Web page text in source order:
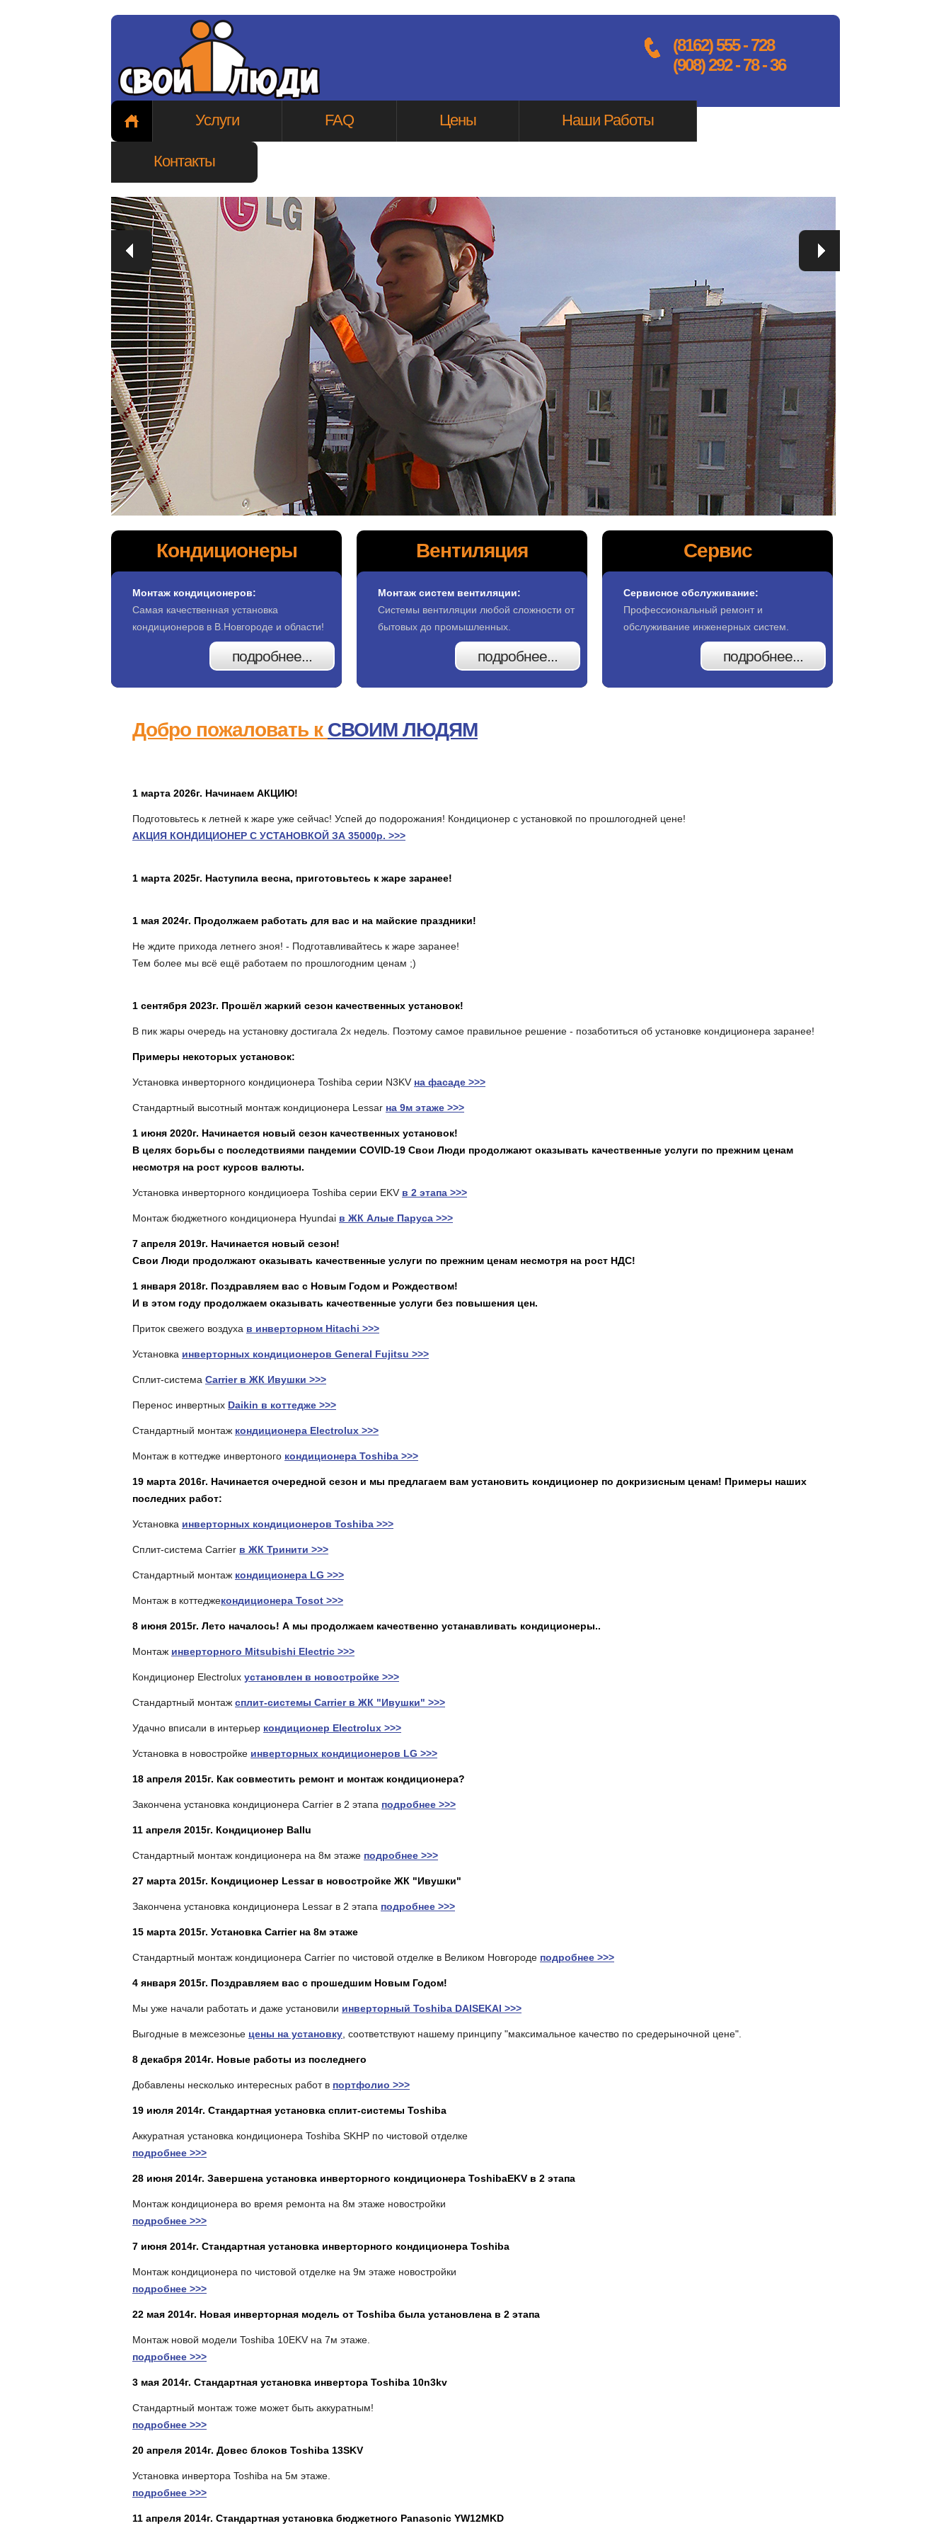
(8162) 555 - 728
(908) 292 - 78 - 36
Услуги FAQ Цены Наши Работы
Контакты
Кондиционеры
Монтаж кондиционеров:
Самая качественная установка
кондиционеров в В.Новгороде и области!
подробнее...
Вентиляция
Монтаж систем вентиляции:
Системы вентиляции любой сложности от
бытовых до промышленных.
подробнее...
Сервис
Сервисное обслуживание:
Профессиональный ремонт и
обслуживание инженерных систем.
подробнее...
Добро пожаловать к СВОИМ ЛЮДЯМ
1 марта 2026г. Начинаем АКЦИЮ!
Подготовьтесь к летней к жаре уже сейчас! Успей до подорожания! Кондиционер с установкой по прошлогодней цене!
АКЦИЯ КОНДИЦИОНЕР С УСТАНОВКОЙ ЗА 35000р. >>>
1 марта 2025г. Наступила весна, приготовьтесь к жаре заранее!
1 мая 2024г. Продолжаем работать для вас и на майские праздники!
Не ждите прихода летнего зноя! - Подготавливайтесь к жаре заранее!
Тем более мы всё ещё работаем по прошлогодним ценам ;)
1 сентября 2023г. Прошёл жаркий сезон качественных установок!
В пик жары очередь на установку достигала 2х недель. Поэтому самое правильное решение - позаботиться об установке кондиционера заранее!
Примеры некоторых установок:
Установка инверторного кондиционера Toshiba серии N3KV на фасаде >>>
Стандартный высотный монтаж кондиционера Lessar на 9м этаже >>>
1 июня 2020г. Начинается новый сезон качественных установок!
В целях борьбы с последствиями пандемии COVID-19 Свои Люди продолжают оказывать качественные услуги по прежним ценам
несмотря на рост курсов валюты.
Установка инверторного кондициоера Toshiba серии EKV в 2 этапа >>>
Монтаж бюджетного кондиционера Hyundai в ЖК Алые Паруса >>>
7 апреля 2019г. Начинается новый сезон!
Свои Люди продолжают оказывать качественные услуги по прежним ценам несмотря на рост НДС!
1 января 2018г. Поздравляем вас с Новым Годом и Рождеством!
И в этом году продолжаем оказывать качественные услуги без повышения цен.
Приток свежего воздуха в инверторном Hitachi >>>
Установка инверторных кондиционеров General Fujitsu >>>
Сплит-система Carrier в ЖК Ивушки >>>
Перенос инвертных Daikin в коттедже >>>
Стандартный монтаж кондиционера Electrolux >>>
Монтаж в коттедже инвертоного кондиционера Toshiba >>>
19 марта 2016г. Начинается очередной сезон и мы предлагаем вам установить кондиционер по докризисным ценам! Примеры наших
последних работ:
Установка инверторных кондиционеров Toshiba >>>
Сплит-система Carrier в ЖК Тринити >>>
Стандартный монтаж кондиционера LG >>>
Монтаж в коттеджекондиционера Tosot >>>
8 июня 2015г. Лето началось! А мы продолжаем качественно устанавливать кондиционеры..
Монтаж инверторного Mitsubishi Electric >>>
Кондиционер Electrolux установлен в новостройке >>>
Стандартный монтаж сплит-системы Carrier в ЖК "Ивушки" >>>
Удачно вписали в интерьер кондиционер Electrolux >>>
Установка в новостройке инверторных кондиционеров LG >>>
18 апреля 2015г. Как совместить ремонт и монтаж кондиционера?
Закончена установка кондиционера Carrier в 2 этапа подробнее >>>
11 апреля 2015г. Кондиционер Ballu
Стандартный монтаж кондиционера на 8м этаже подробнее >>>
27 марта 2015г. Кондиционер Lessar в новостройке ЖК "Ивушки"
Закончена установка кондиционера Lessar в 2 этапа подробнее >>>
15 марта 2015г. Установка Carrier на 8м этаже
Стандартный монтаж кондиционера Carrier по чистовой отделке в Великом Новгороде подробнее >>>
4 января 2015г. Поздравляем вас с прошедшим Новым Годом!
Мы уже начали работать и даже установили инверторный Toshiba DAISEKAI >>>
Выгодные в межсезонье цены на установку , соответствуют нашему принципу "максимальное качество по средерыночной цене".
8 декабря 2014г. Новые работы из последнего
Добавлены несколько интересных работ в портфолио >>>
19 июля 2014г. Стандартная установка сплит-системы Toshiba
Аккуратная установка кондиционера Toshiba SKHP по чистовой отделке
подробнее >>>
28 июня 2014г. Завершена установка инверторного кондиционера ToshibaEKV в 2 этапа
Монтаж кондиционера во время ремонта на 8м этаже новостройки
подробнее >>>
7 июня 2014г. Стандартная установка инверторного кондиционера Toshiba
Монтаж кондиционера по чистовой отделке на 9м этаже новостройки
подробнее >>>
22 мая 2014г. Новая инверторная модель от Toshiba была установлена в 2 этапа
Монтаж новой модели Toshiba 10EKV на 7м этаже.
подробнее >>>
3 мая 2014г. Стандартная установка инвертора Toshiba 10n3kv
Стандартный монтаж тоже может быть аккуратным!
подробнее >>>
20 апреля 2014г. Довес блоков Toshiba 13SKV
Установка инвертора Toshiba на 5м этаже.
подробнее >>>
11 апреля 2014г. Стандартная установка бюджетного Panasonic YW12MKD